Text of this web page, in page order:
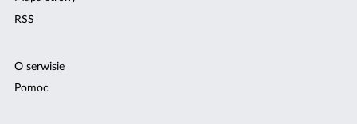
RSS
O serwisie
Pomoc